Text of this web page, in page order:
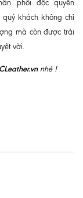
phối độc quyền
quý khách không chỉ
mà còn được trải
vời.
nhé !